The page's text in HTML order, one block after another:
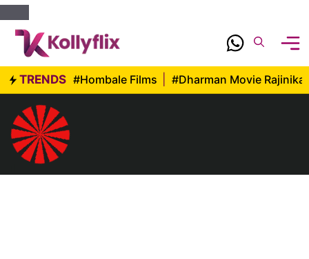
Skip
content
TRENDS #Hombale Films #Dharman Movie